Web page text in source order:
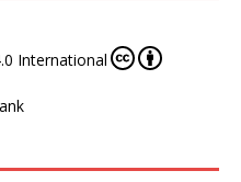
International